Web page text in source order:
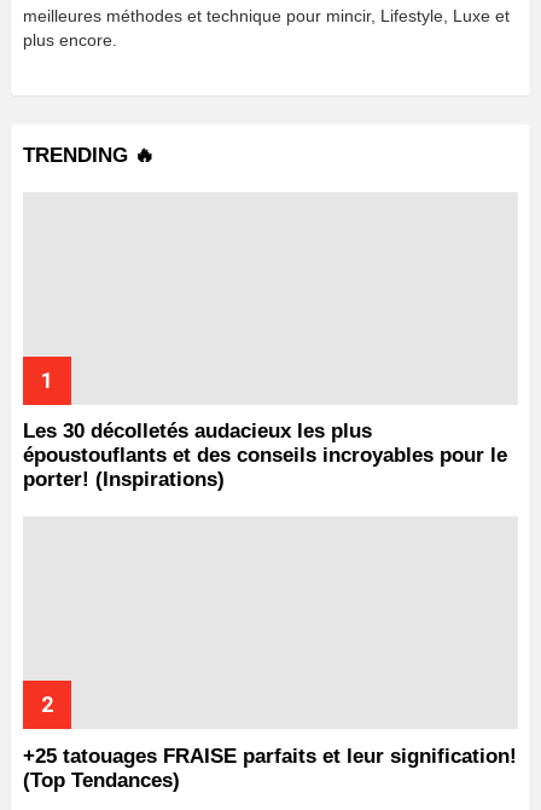
meilleures méthodes et technique pour mincir, Lifestyle, Luxe et
plus encore.
TRENDING 🔥
Les 30 décolletés audacieux les plus
époustouflants et des conseils incroyables pour le
porter! (Inspirations)
+25 tatouages ​​FRAISE parfaits et leur signification!
(Top Tendances)